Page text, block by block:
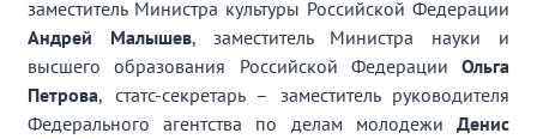
заместитель Министра культуры Российской Федерации
Андрей Малышев, заместитель Министра науки и
высшего образования Российской Федерации Ольга
Петрова, статс-секретарь – заместитель руководителя
Федерального агентства по делам молодежи Денис